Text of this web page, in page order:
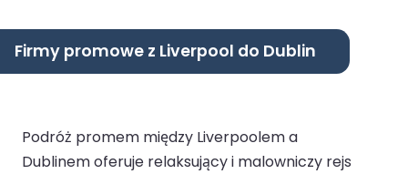
Firmy promowe z Liverpool do Dublin
Podróż promem między Liverpoolem a
Dublinem oferuje relaksujący i malowniczy rejs